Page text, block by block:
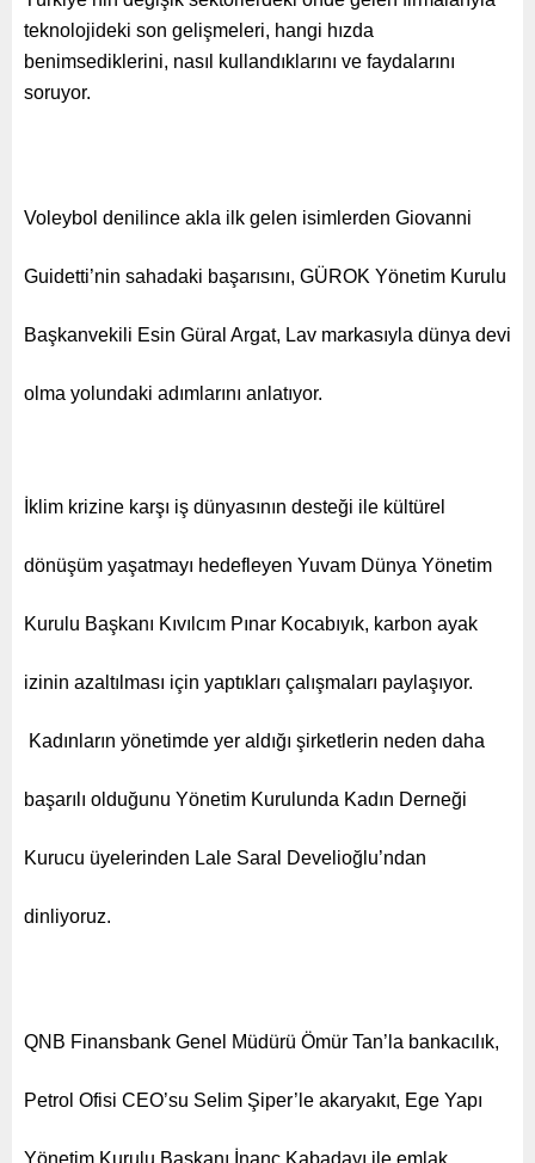
teknolojideki son gelişmeleri, hangi hızda
benimsediklerini, nasıl kullandıklarını ve faydalarını
soruyor.
Voleybol denilince akla ilk gelen isimlerden Giovanni
Guidetti’nin sahadaki başarısını, GÜROK Yönetim Kurulu
Başkanvekili Esin Güral Argat, Lav markasıyla dünya devi
olma yolundaki adımlarını anlatıyor.
İklim krizine karşı iş dünyasının desteği ile kültürel
dönüşüm yaşatmayı hedefleyen Yuvam Dünya Yönetim
Kurulu Başkanı Kıvılcım Pınar Kocabıyık, karbon ayak
izinin azaltılması için yaptıkları çalışmaları paylaşıyor.
Kadınların yönetimde yer aldığı şirketlerin neden daha
başarılı olduğunu Yönetim Kurulunda Kadın Derneği
Kurucu üyelerinden Lale Saral Develioğlu’ndan
dinliyoruz.
QNB Finansbank Genel Müdürü Ömür Tan’la bankacılık,
Petrol Ofisi CEO’su Selim Şiper’le akaryakıt, Ege Yapı
Yönetim Kurulu Başkanı İnanç Kabadayı ile emlak